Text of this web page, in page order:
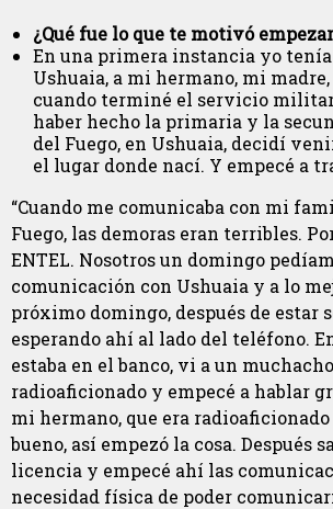
¿Qué fue lo que te motivó
En una primera instancia yo
Ushuaia, a mi hermano, mi
cuando terminé el servicio
haber hecho la primaria y la
del Fuego, en Ushuaia, decidí
el lugar donde nací. Y empecé a
“Cuando me comunicaba con mi
Fuego, las demoras eran terribles.
ENTEL. Nosotros un domingo
comunicación con Ushuaia y a lo
próximo domingo, después de estar
esperando ahí al lado del teléfono.
estaba en el banco, vi a un
radioaficionado y empecé a hablar
mi hermano, que era radioaficionado
bueno, así empezó la cosa. Después
licencia y empecé ahí las
necesidad física de poder